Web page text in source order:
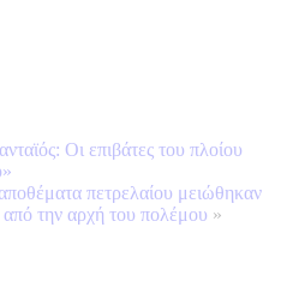
Οι επιβάτες του πλοίου
πετρελαίου μειώθηκαν
την αρχή του πολέμου »